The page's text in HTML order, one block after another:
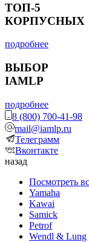
ТОП-5
КОРПУСНЫХ
подробнее
ВЫБОР
IAMLP
подробнее
8 (800) 700-41-98
mail@iamlp.ru
Телеграмм
Вконтакте
назад
Посмотреть
Yamaha
Kawai
Samick
Petrof
Wendl & Lung